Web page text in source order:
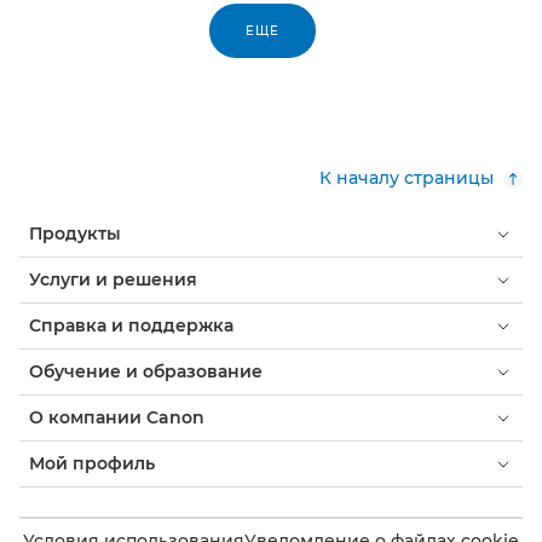
ЕЩЕ
К началу страницы
Продукты
Услуги и решения
Справка и поддержка
Обучение и образование
О компании Canon
Мой профиль